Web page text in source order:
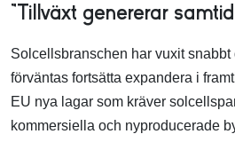
”Tillväxt genererar
Solcellsbranschen har vuxit snabbt
förväntas fortsätta expandera i
EU nya lagar som kräver
kommersiella och nyproducerade